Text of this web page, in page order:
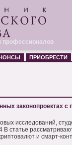
профессионалов
ПРИОБРЕСТИ
законопроектах с
исследований,
В статье
и смарт-